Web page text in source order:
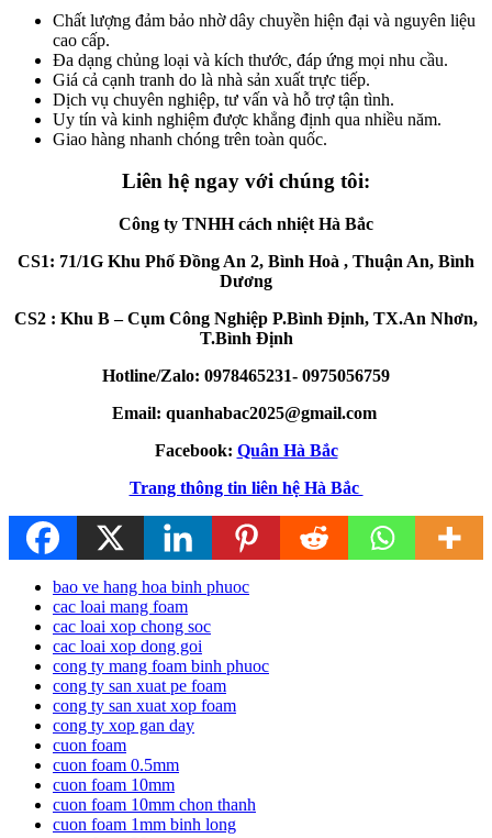
Chất lượng đảm bảo nhờ dây chuyền hiện đại và nguyên liệu
cao cấp.
Đa dạng chủng loại và kích thước, đáp ứng mọi nhu cầu.
Giá cả cạnh tranh do là nhà sản xuất trực tiếp.
Dịch vụ chuyên nghiệp, tư vấn và hỗ trợ tận tình.
Uy tín và kinh nghiệm được khẳng định qua nhiều năm.
Giao hàng nhanh chóng trên toàn quốc.
Liên hệ ngay với chúng tôi:
Công ty TNHH cách nhiệt Hà Bắc
CS1: 71/1G Khu Phố Đồng An 2, Bình Hoà , Thuận An, Bình
Dương
CS2 : Khu B – Cụm Công Nghiệp P.Bình Định, TX.An Nhơn,
T.Bình Định
Hotline/Zalo: 0978465231- 0975056759
Email: quanhabac2025@gmail.com
Facebook: Quân Hà Bắc
Trang thông tin liên hệ Hà Bắc
bao ve hang hoa binh phuoc
cac loai mang foam
cac loai xop chong soc
cac loai xop dong goi
cong ty mang foam binh phuoc
cong ty san xuat pe foam
cong ty san xuat xop foam
cong ty xop gan day
cuon foam
cuon foam 0.5mm
cuon foam 10mm
cuon foam 10mm chon thanh
cuon foam 1mm binh long